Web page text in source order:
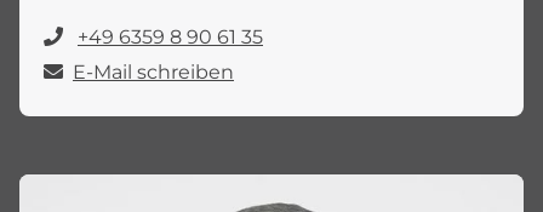
+49 6359 8 90 61 35
E-Mail schreiben